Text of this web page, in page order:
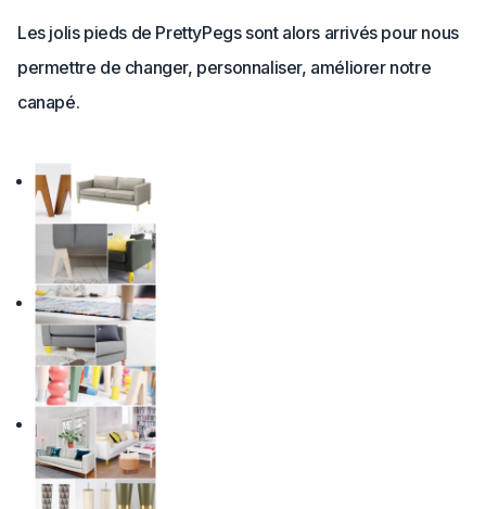
Les jolis pieds de PrettyPegs sont alors arrivés pour nous
permettre de changer, personnaliser, améliorer notre
canapé.